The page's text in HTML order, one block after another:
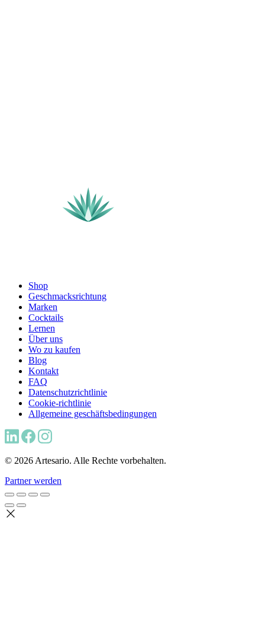
Shop
Geschmacksrichtung
Marken
Cocktails
Lernen
Über uns
Wo zu kaufen
Blog
Kontakt
FAQ
Datenschutzrichtlinie
Cookie-richtlinie
Allgemeine geschäftsbedingungen
© 2026 Artesario. Alle Rechte vorbehalten.
Partner werden